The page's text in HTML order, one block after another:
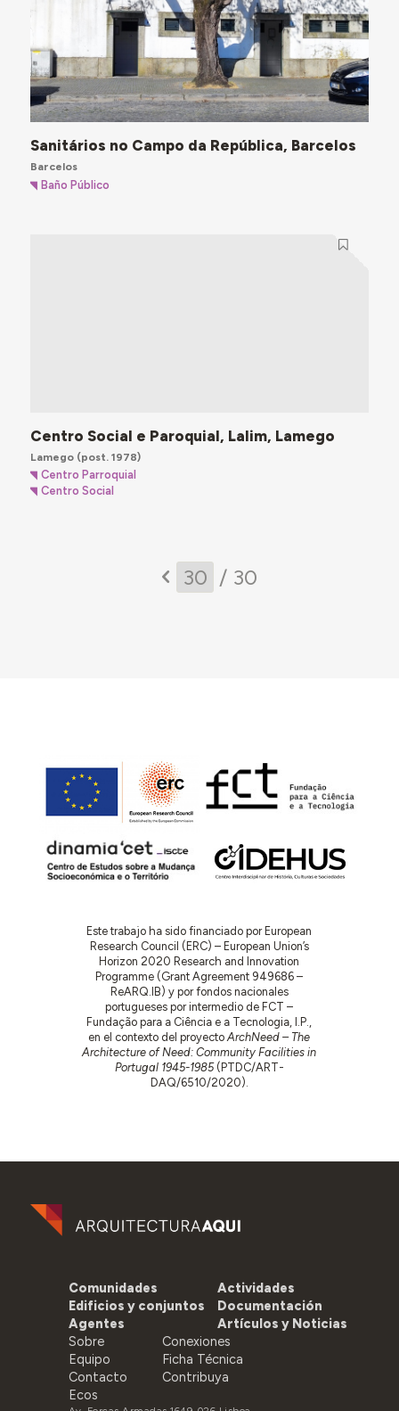
Sanitários no Campo da República, Barcelos
Barcelos
Baño Público
Centro Social e Paroquial, Lalim, Lamego
Lamego(post. 1978)
Centro Parroquial
Centro Social
/ 30
Este trabajo ha sido financiado por European
Research Council (ERC) – European Union’s
Horizon 2020 Research and Innovation
Programme (Grant Agreement 949686 –
ReARQ.IB) y por fondos nacionales
portugueses por intermedio de FCT –
Fundação para a Ciência e a Tecnologia, I.P.,
en el contexto del proyectoArchNeed – The
Architecture of Need: Community Facilities in
Portugal 1945-1985(PTDC/ART-
DAQ/6510/2020).
Comunidades
Edificios y conjuntos
Agentes
Actividades
Documentación
Artículos y Noticias
Sobre
Equipo
Contacto
Ecos
Conexiones
Ficha Técnica
Contribuya